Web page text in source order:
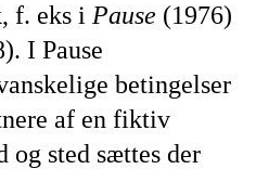
f. eks i Pause (1976)
I Pause
betingelser
af en fiktiv
og sted sættes der